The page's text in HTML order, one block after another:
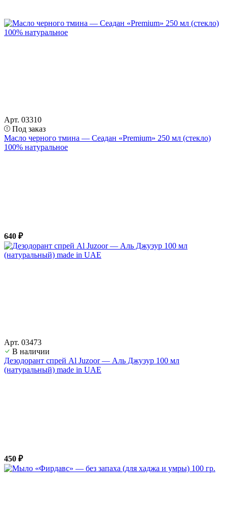
Арт. 03310
Под заказ
Масло черного тмина — Сеадан «Premium» 250 мл (стекло)
100% натуральное
640 ₽
Арт. 03473
В наличии
Дезодорант спрей Al Juzoor — Аль Джузур 100 мл
(натуральный) made in UAE
450 ₽